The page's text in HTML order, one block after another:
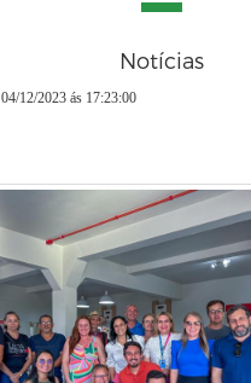
Notícias
04/12/2023 ás 17:23:00